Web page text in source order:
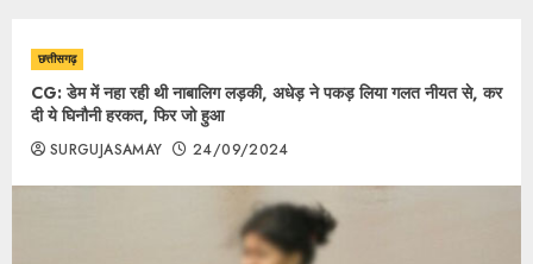
छत्तीसगढ़
CG: डेम में नहा रही थी नाबालिग लड़की, अधेड़ ने पकड़ लिया गलत नीयत से, कर
दी ये घिनौनी हरकत, फिर जो हुआ
SURGUJASAMAY 24/09/2024